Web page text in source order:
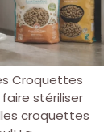
Croquettes
stériliser
croquettes